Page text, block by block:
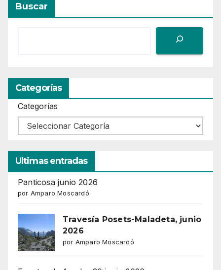
Buscar
Categorías
Categorías
Ultimas entradas
Panticosa junio 2026
por Amparo Moscardó
Travesía Posets-Maladeta, junio
2026
por Amparo Moscardó